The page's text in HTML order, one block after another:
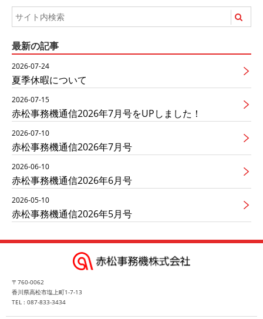
最新の記事
2026-07-24
夏季休暇について
2026-07-15
赤松事務機通信2026年7月号をUPしました！
2026-07-10
赤松事務機通信2026年7月号
2026-06-10
赤松事務機通信2026年6月号
2026-05-10
赤松事務機通信2026年5月号
〒760-0062
香川県高松市塩上町1-7-13
TEL : 087-833-3434